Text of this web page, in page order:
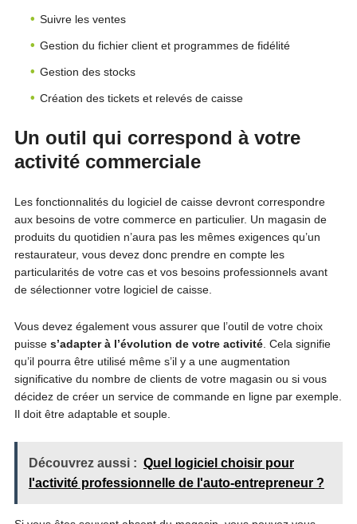
Suivre les ventes
Gestion du fichier client et programmes de fidélité
Gestion des stocks
Création des tickets et relevés de caisse
Un outil qui correspond à votre
activité commerciale
Les fonctionnalités du logiciel de caisse devront correspondre
aux besoins de votre commerce en particulier. Un magasin de
produits du quotidien n’aura pas les mêmes exigences qu’un
restaurateur, vous devez donc prendre en compte les
particularités de votre cas et vos besoins professionnels avant
de sélectionner votre logiciel de caisse.
Vous devez également vous assurer que l’outil de votre choix
puisse s’adapter à l’évolution de votre activité. Cela signifie
qu’il pourra être utilisé même s’il y a une augmentation
significative du nombre de clients de votre magasin ou si vous
décidez de créer un service de commande en ligne par exemple.
Il doit être adaptable et souple.
Découvrez aussi : Quel logiciel choisir pour
l'activité professionnelle de l'auto-entrepreneur ?